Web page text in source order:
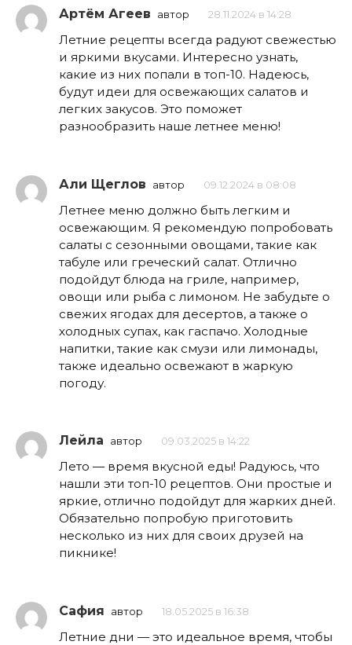
Артём Агеев автор 28.11.2024 в 14:28
Летние рецепты всегда радуют свежестью
и яркими вкусами. Интересно узнать,
какие из них попали в топ-10. Надеюсь,
будут идеи для освежающих салатов и
легких закусов. Это поможет
разнообразить наше летнее меню!
Али Щеглов автор 09.12.2024 в 08:08
Летнее меню должно быть легким и
освежающим. Я рекомендую попробовать
салаты с сезонными овощами, такие как
табуле или греческий салат. Отлично
подойдут блюда на гриле, например,
овощи или рыба с лимоном. Не забудьте о
свежих ягодах для десертов, а также о
холодных супах, как гаспачо. Холодные
напитки, такие как смузи или лимонады,
также идеально освежают в жаркую
погоду.
Лейла автор 09.03.2025 в 14:22
Лето — время вкусной еды! Радуюсь, что
нашли эти топ-10 рецептов. Они простые и
яркие, отлично подойдут для жарких дней.
Обязательно попробую приготовить
несколько из них для своих друзей на
пикнике!
Сафия автор 18.05.2025 в 16:38
Летние дни — это идеальное время, чтобы